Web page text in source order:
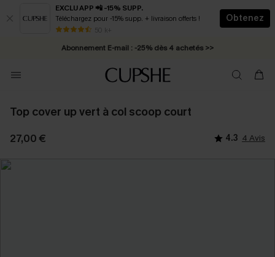
EXCLU APP 📲 -15% SUPP.
Téléchargez pour -15% supp. + livraison offerts !
50 k+
Obtenez
* Livraison éclair 2-3 jours ouvrés >>
Abonnement E-mail : -25% dès 4 achetés >>
Top cover up vert à col scoop court
27,00 € 4.3 4 Avis